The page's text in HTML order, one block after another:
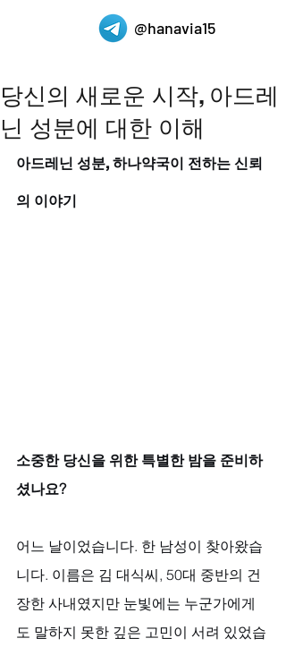
@hanavia15
당신의 새로운 시작, 아드레
닌 성분에 대한 이해
아드레닌 성분, 하나약국이 전하는 신뢰
의 이야기
소중한 당신을 위한 특별한 밤을 준비하
셨나요?
어느 날이었습니다. 한 남성이 찾아왔습
니다. 이름은 김 대식씨, 50대 중반의 건
장한 사내였지만 눈빛에는 누군가에게
도 말하지 못한 깊은 고민이 서려 있었습